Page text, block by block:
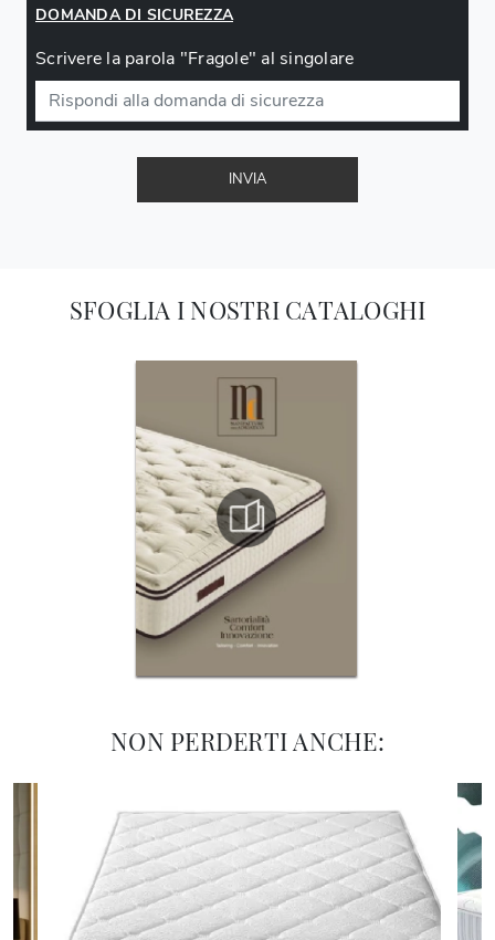
SFOGLIA I NOSTRI CATALOGHI
DOMANDA DI SICUREZZA
Scrivere la parola "Fragole" al singolare
INVIA
NON PERDERTI ANCHE: